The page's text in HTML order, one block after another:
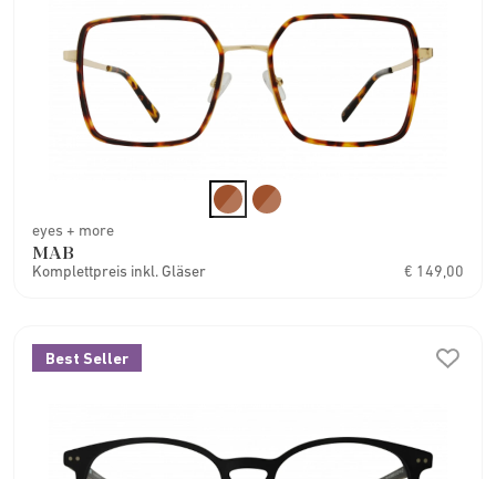
eyes + more
MAB
Komplettpreis inkl. Gläser € 149,00
Best Seller